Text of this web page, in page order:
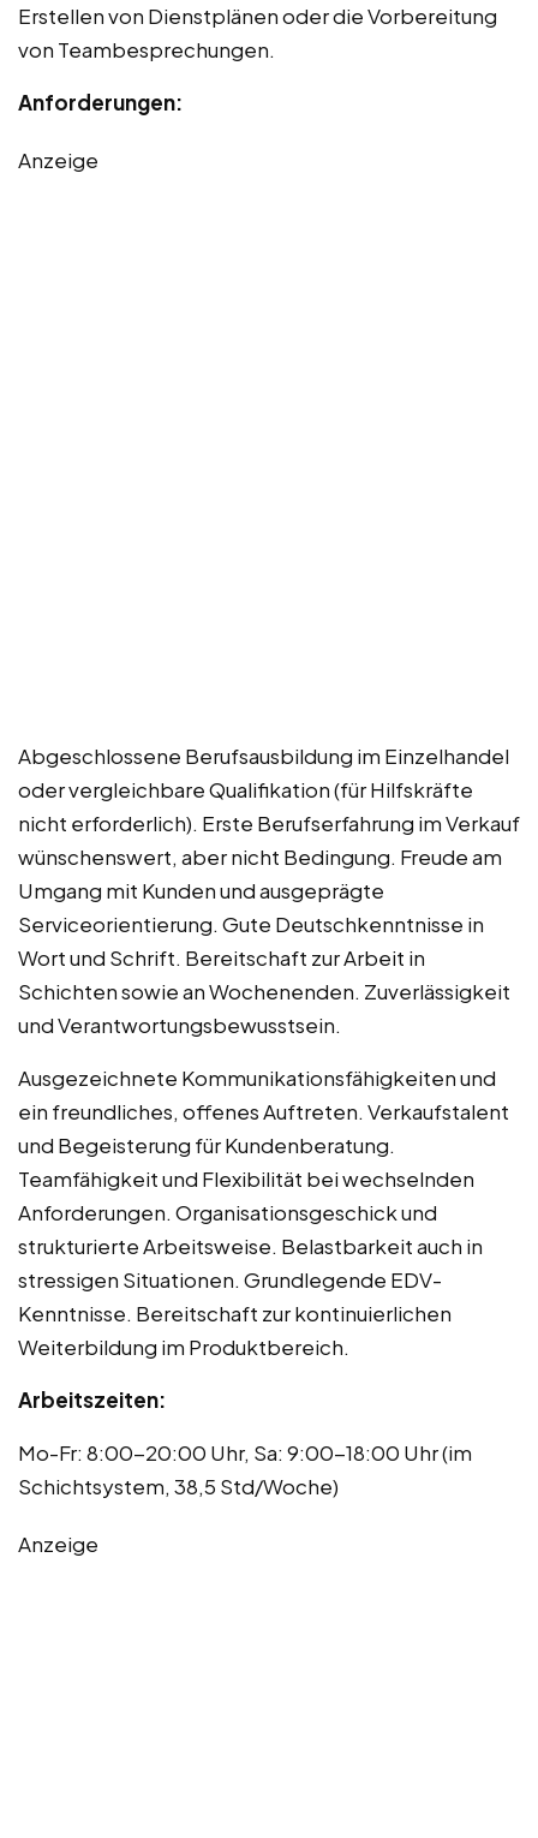
Erstellen von Dienstplänen oder die Vorbereitung
von Teambesprechungen.
Anforderungen:
Anzeige
Abgeschlossene Berufsausbildung im Einzelhandel
oder vergleichbare Qualifikation (für Hilfskräfte
nicht erforderlich). Erste Berufserfahrung im Verkauf
wünschenswert, aber nicht Bedingung. Freude am
Umgang mit Kunden und ausgeprägte
Serviceorientierung. Gute Deutschkenntnisse in
Wort und Schrift. Bereitschaft zur Arbeit in
Schichten sowie an Wochenenden. Zuverlässigkeit
und Verantwortungsbewusstsein.
Ausgezeichnete Kommunikationsfähigkeiten und
ein freundliches, offenes Auftreten. Verkaufstalent
und Begeisterung für Kundenberatung.
Teamfähigkeit und Flexibilität bei wechselnden
Anforderungen. Organisationsgeschick und
strukturierte Arbeitsweise. Belastbarkeit auch in
stressigen Situationen. Grundlegende EDV-
Kenntnisse. Bereitschaft zur kontinuierlichen
Weiterbildung im Produktbereich.
Arbeitszeiten:
Mo-Fr: 8:00-20:00 Uhr, Sa: 9:00-18:00 Uhr (im
Schichtsystem, 38,5 Std/Woche)
Anzeige